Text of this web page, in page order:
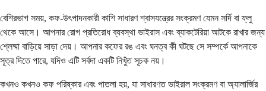
বেশিরভাগ সময়, কফ-উৎপাদনকারী কাশি সাধারণ শ্বাসযন্ত্রের সংক্রমণ যেমন সর্দি বা ফ্লু
থেকে আসে। আপনার রোগ প্রতিরোধ ব্যবস্থা ভাইরাস এবং ব্যাকটেরিয়া আটকে রাখার জন্য
শ্লেষ্মা বাড়িয়ে সাড়া দেয়। আপনার কফের রঙ এবং ঘনত্ব কী ঘটছে সে সম্পর্কে আপনাকে
সূত্র দিতে পারে, যদিও এটি সর্বদা একটি নিখুঁত সূচক নয়।
কখনও কখনও কফ পরিষ্কার এবং পাতলা হয়, যা সাধারণত ভাইরাল সংক্রমণ বা অ্যালার্জির